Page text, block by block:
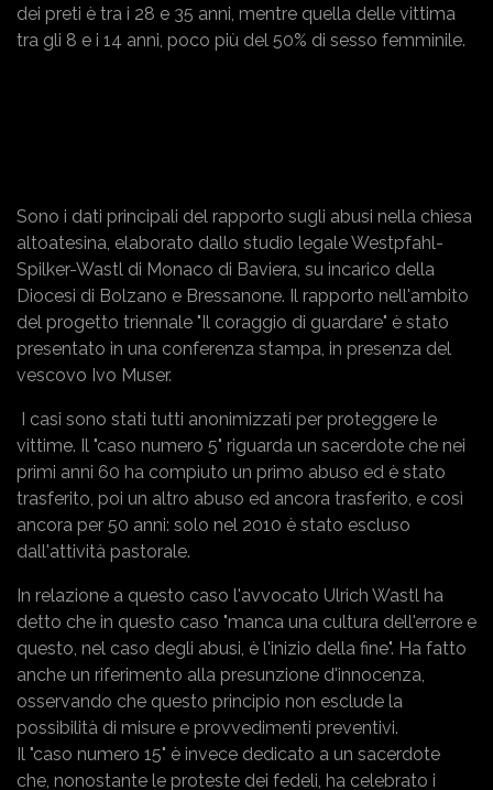
dei preti è tra i 28 e 35 anni, mentre quella delle vittima
tra gli 8 e i 14 anni, poco più del 50% di sesso femminile.
Sono i dati principali del rapporto sugli abusi nella chiesa
altoatesina, elaborato dallo studio legale Westpfahl-
Spilker-Wastl di Monaco di Baviera, su incarico della
Diocesi di Bolzano e Bressanone. Il rapporto nell'ambito
del progetto triennale "Il coraggio di guardare" è stato
presentato in una conferenza stampa, in presenza del
vescovo Ivo Muser.
I casi sono stati tutti anonimizzati per proteggere le
vittime. Il "caso numero 5" riguarda un sacerdote che nei
primi anni 60 ha compiuto un primo abuso ed è stato
trasferito, poi un altro abuso ed ancora trasferito, e così
ancora per 50 anni: solo nel 2010 è stato escluso
dall'attività pastorale.
In relazione a questo caso l'avvocato Ulrich Wastl ha
detto che in questo caso "manca una cultura dell'errore e
questo, nel caso degli abusi, è l'inizio della fine". Ha fatto
anche un riferimento alla presunzione d'innocenza,
osservando che questo principio non esclude la
possibilità di misure e provvedimenti preventivi.
Il "caso numero 15" è invece dedicato a un sacerdote
che, nonostante le proteste dei fedeli, ha celebrato i